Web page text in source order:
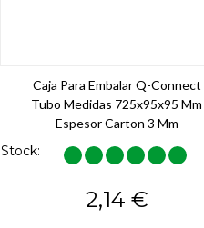
Caja Para Embalar Q-Connect
Tubo Medidas 725x95x95 Mm
Espesor Carton 3 Mm
Stock:
Precio
2,14 €